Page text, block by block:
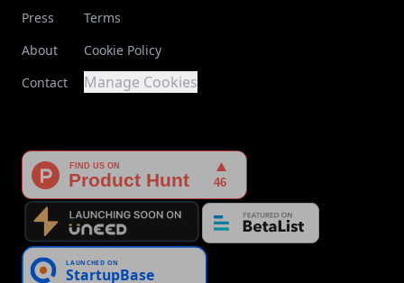
Press
About
Contact
Terms
Cookie Policy
Manage Cookies